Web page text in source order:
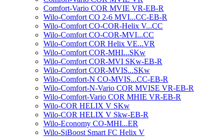
Comfort-Vario COR MVIE VR-EB-R
Wilo-Comfort CO 2-6 MVI...CC-EB-R
Wilo-Comfort CO-COR-Helix V...CC
Wilo-Comfort CO-COR-MVI...CC
Wilo-Comfort COR Helix VE...VR
Wilo-Comfort COR-MHI...SKw
Wilo-Comfort COR-MVI SKw-EB-R
Wilo-Comfort COR-MVIS...SKw
Wilo-Comfort-N CO-MVIS...CC-EB-R
Wilo-Comfort-N-Vario COR MVISE VR-EB-R
Wilo-Comfort-Vario COR MHIE VR-EB-R
Wilo-COR HELIX V SKw
Wilo-COR HELIX V Skw-EB-R
Wilo-Economy CO-MHI...ER
Wilo-SiBoost Smart FC Helix V